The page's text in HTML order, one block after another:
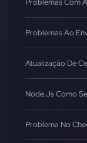
Problemas Com
Problemas Ao
Atualização De
Node.js Como
Problema No